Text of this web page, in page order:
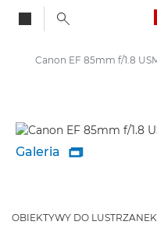
Galeria 
OBIEKTYWY DO